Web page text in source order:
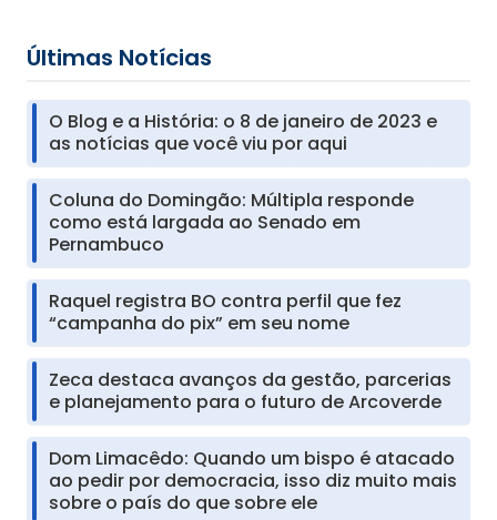
Últimas Notícias
O Blog e a História: o 8 de janeiro de 2023 e
as notícias que você viu por aqui
Coluna do Domingão: Múltipla responde
como está largada ao Senado em
Pernambuco
Raquel registra BO contra perfil que fez
“campanha do pix” em seu nome
Zeca destaca avanços da gestão, parcerias
e planejamento para o futuro de Arcoverde
Dom Limacêdo: Quando um bispo é atacado
ao pedir por democracia, isso diz muito mais
sobre o país do que sobre ele